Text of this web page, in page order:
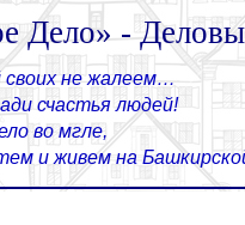
Дело» -
своих не жалеем…
счастья людей!
во мгле,
и живем на